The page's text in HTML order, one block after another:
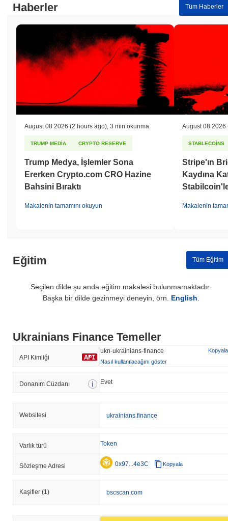
Haberler Tüm Haberler
August 08 2026 (2 hours ago) 3 min okunma
TRUMP MEDIA CRYPTO RESERVE
Trump Medya, İşlemler Sona
Ererken Crypto.com CRO Hazine
Bahsini Bıraktı
Makalenin tamamını okuyun
August 08 2026
STABLECOINS
Stripe'ın
Kaydına
Makalenin
Eğitim Tüm Eğitim
Seçilen dilde şu anda eğitim makalesi bulunmamaktadır.
Başka bir dilde gezinmeyi deneyin, örn. English
Ukrainians Finance Temeller
API Kimliği
ukn-ukrainians-finance
Kopyala
Nasıl kullanılacağını göster
Donanım Cüzdanı Evet
Websitesi ukrainians.finance
Varlık türü Token
Sözleşme Adresi 0x97...4e3C Kopyala
Kaşifler (1) bscscan.com